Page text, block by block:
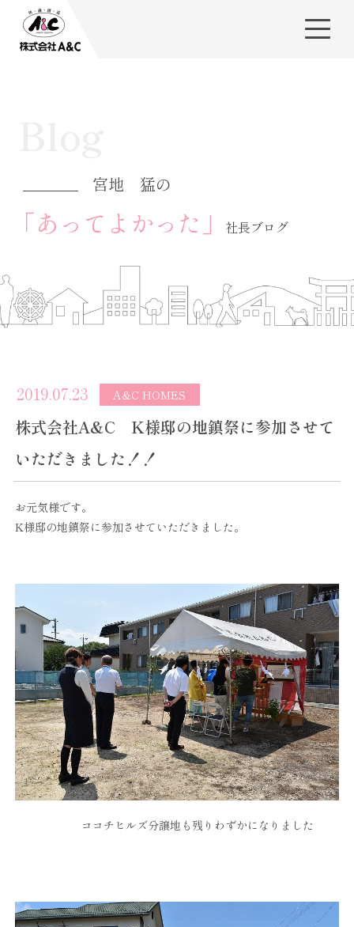
宮地 猛の
「あってよかった」 社長ブログ
2019.07.23 A&C HOMES
株式会社A&C K様邸の地鎮祭に参加させて
いただきました！！
お元気様です。
K様邸の地鎮祭に参加させていただきました。
ココチヒルズ分譲地も残りわずかになりました